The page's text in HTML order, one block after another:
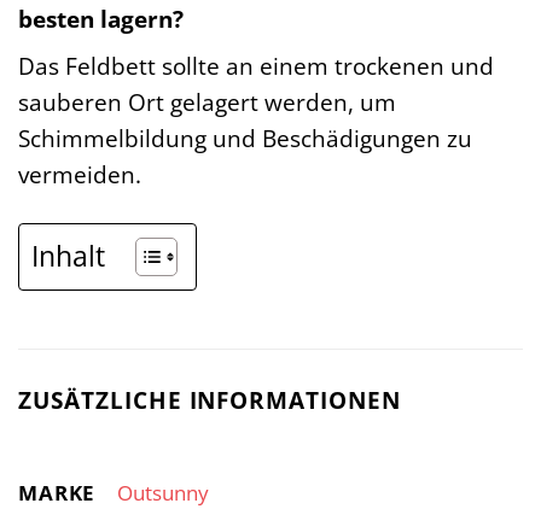
besten lagern?
Das Feldbett sollte an einem trockenen und
sauberen Ort gelagert werden, um
Schimmelbildung und Beschädigungen zu
vermeiden.
Inhalt
ZUSÄTZLICHE INFORMATIONEN
MARKE Outsunny